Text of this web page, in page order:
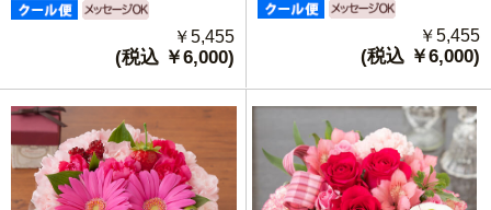
￥5,455
(税込 ￥6,000)
￥5,455
(税込 ￥6,000)